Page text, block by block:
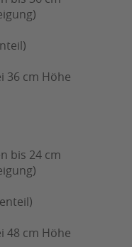
36 cm Höhe
bis 24 cm
48 cm Höhe